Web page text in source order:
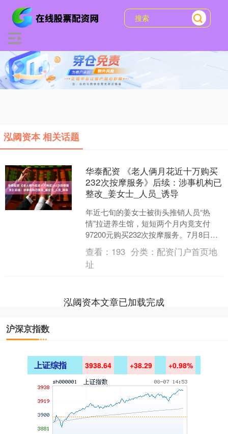
泓阈资本 相关话题
华泰配资 《老人俩月花近十万购买
232次按摩服务》后续：涉事机构已
整改_姜女士_人员_诱导
年近七旬的姜女士被街头推销人员“热
情”拉进养生馆，短短两个月内竟支付
97200元购买232次按摩服务。7月8日，
本报以《老人俩月花近十万购买232次按
摩服务》为....
查看： 193 分类： 配资门户首页地
址
泓阈资本文章已加载完成
沪深京指数
上证综指 3938.64 +38.29 +0.98%